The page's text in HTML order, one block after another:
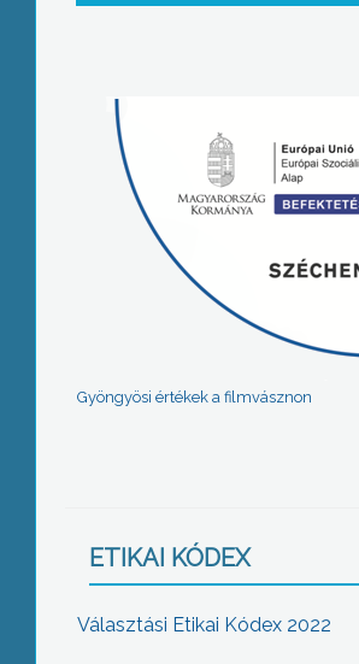
Gyöngyösi értékek a filmvásznon
ETIKAI KÓDEX
Választási Etikai Kódex 2022